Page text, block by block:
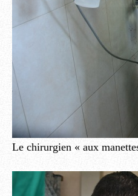
Le chirurgien « aux